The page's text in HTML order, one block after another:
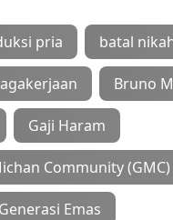
pria batal
Bruno
Gaji Haram
Community (GMC)
Emas